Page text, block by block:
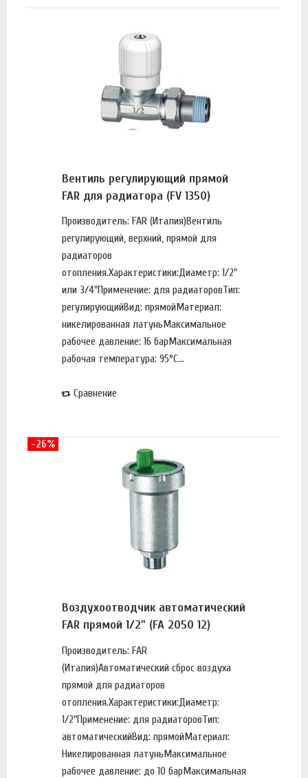
Вентиль регулирующий прямой
FAR для радиатора (FV 1350)
Производитель: FAR (Италия)Вентиль
регулирующий, верхний, прямой для
радиаторов
отопления.Характеристики:Диаметр: 1/2"
или 3/4"Применение: для радиаторовТип:
регулирующийВид: прямойМатериал:
никелированная латуньМаксимальное
рабочее давление: 16 барМаксимальная
рабочая температура: 95°С...
Сравнение
Воздухоотводчик автоматический
FAR прямой 1/2" (FA 2050 12)
Производитель: FAR
(Италия)Автоматический сброс воздуха
прямой для радиаторов
отопления.Характеристики:Диаметр:
1/2"Применение: для радиаторовТип:
автоматическийВид: прямойМатериал:
Никелированная латуньМаксимальное
рабочее давление: до 10 барМаксимальная
-26%